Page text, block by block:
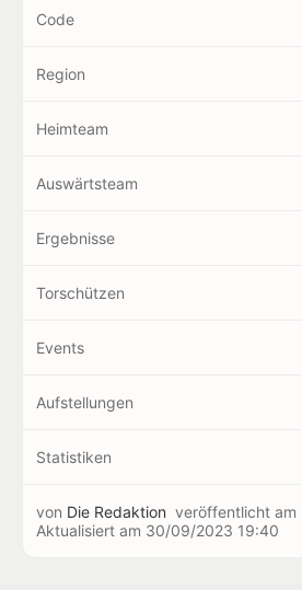
Code
Region
Heimteam
Auswärtsteam
Ergebnisse
Torschützen
Events
Aufstellungen
Statistiken
von Die Redaktion veröffentlicht am
Aktualisiert am 30/09/2023 19:40